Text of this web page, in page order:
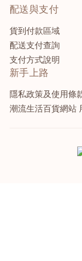
配送與支付
貨到付款區域
配送支付查詢
支付方式說明
新手上路
隱私政策及使用條
潮流生活百貨網站